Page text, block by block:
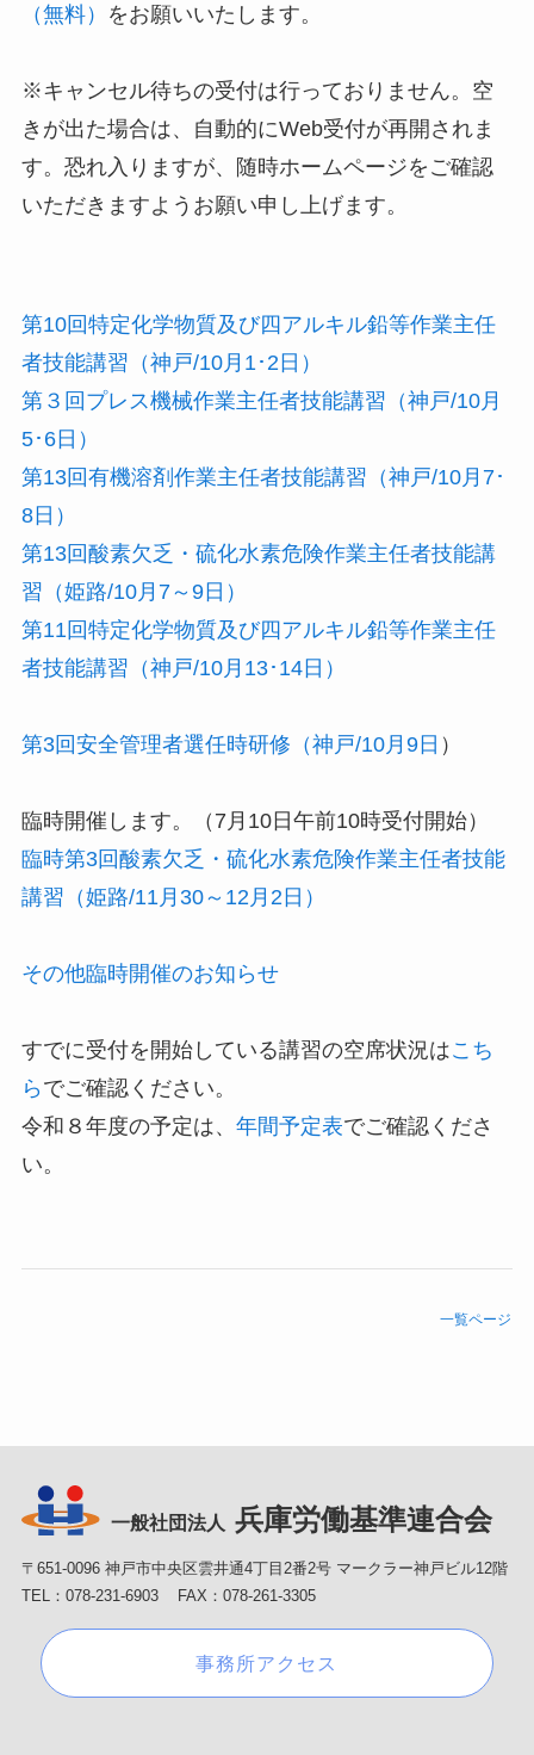
（無料）
をお願いいたします。
※キャンセル待ちの受付は行っておりません。空
きが出た場合は、自動的にWeb受付が再開されま
す。恐れ入りますが、随時ホームページをご確認
いただきますようお願い申し上げます。
第10回特定化学物質及び四アルキル鉛等作業主任
者技能講習（神戸/10月1･2日）
第３回プレス機械作業主任者技能講習（神戸/10月
5･6日）
第13回有機溶剤作業主任者技能講習（神戸/10月7･
8日）
第13回酸素欠乏・硫化水素危険作業主任者技能講
習（姫路/10月7～9日）
第11回特定化学物質及び四アルキル鉛等作業主任
者技能講習（神戸/10月13･14日）
第3回安全管理者選任時研修（神戸/10月9日 ）
臨時開催します。（7月10日午前10時受付開始）
臨時第3回酸素欠乏・硫化水素危険作業主任者技能
講習（姫路/11月30～12月2日）
その他臨時開催のお知らせ
すでに受付を開始している講習の空席状況はこち
ら でご確認ください。
令和８年度の予定は、 年間予定表でご確認くださ
い。
一覧ページ
一般社団法人 兵庫労働基準連合会
〒651-0096 神戸市中央区雲井通4丁目2番2号 マークラー神戸ビル12階
TEL：078-231-6903 FAX：078-261-3305
事務所アクセス